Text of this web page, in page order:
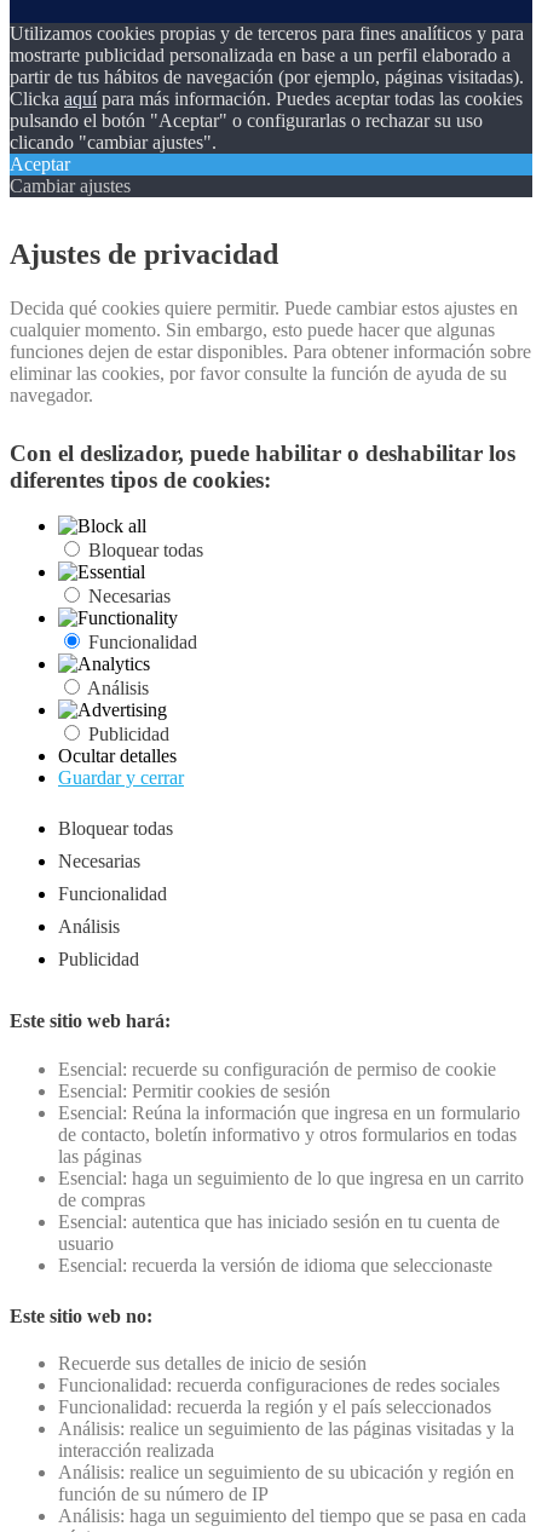
Utilizamos cookies propias y de terceros para fines analíticos y para
mostrarte publicidad personalizada en base a un perfil elaborado a
partir de tus hábitos de navegación (por ejemplo, páginas visitadas).
Clicka aquípara más información. Puedes aceptar todas las cookies
pulsando el botón "Aceptar" o configurarlas o rechazar su uso
clicando "cambiar ajustes".
Aceptar
Cambiar ajustes
Ajustes de privacidad
Decida qué cookies quiere permitir. Puede cambiar estos ajustes en
cualquier momento. Sin embargo, esto puede hacer que algunas
funciones dejen de estar disponibles. Para obtener información sobre
eliminar las cookies, por favor consulte la función de ayuda de su
navegador.
Con el deslizador, puede habilitar o deshabilitar los
diferentes tipos de cookies:
Bloquear todas
Necesarias
Funcionalidad
Análisis
Publicidad
Ocultar detalles
Guardar y cerrar
Bloquear todas
Necesarias
Funcionalidad
Análisis
Publicidad
Este sitio web hará:
Esencial: recuerde su configuración de permiso de cookie
Esencial: Permitir cookies de sesión
Esencial: Reúna la información que ingresa en un formulario
de contacto, boletín informativo y otros formularios en todas
las páginas
Esencial: haga un seguimiento de lo que ingresa en un carrito
de compras
Esencial: autentica que has iniciado sesión en tu cuenta de
usuario
Esencial: recuerda la versión de idioma que seleccionaste
Este sitio web no:
Recuerde sus detalles de inicio de sesión
Funcionalidad: recuerda configuraciones de redes sociales
Funcionalidad: recuerda la región y el país seleccionados
Análisis: realice un seguimiento de las páginas visitadas y la
interacción realizada
Análisis: realice un seguimiento de su ubicación y región en
función de su número de IP
Análisis: haga un seguimiento del tiempo que se pasa en cada